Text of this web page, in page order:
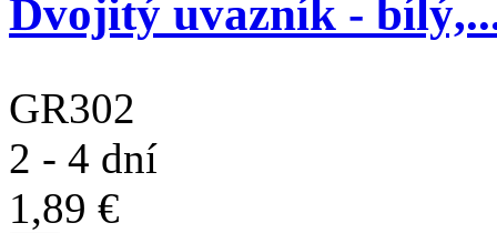
Dvojitý uvazník -
GR302
2 - 4 dní
1,89 €